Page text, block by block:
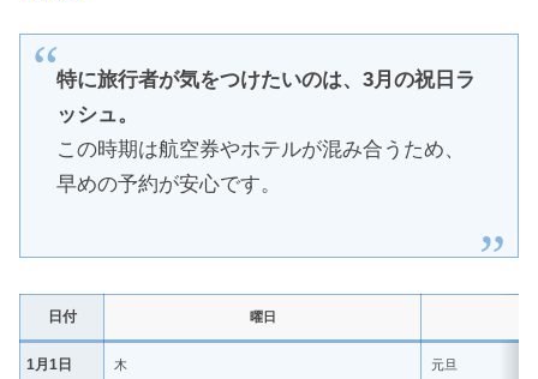
特に旅行者が気をつけたいのは、3月の祝日ラ
ッシュ。
この時期は航空券やホテルが混み合うため、
早めの予約が安心です。
日付 曜日
1月1日 木 元旦